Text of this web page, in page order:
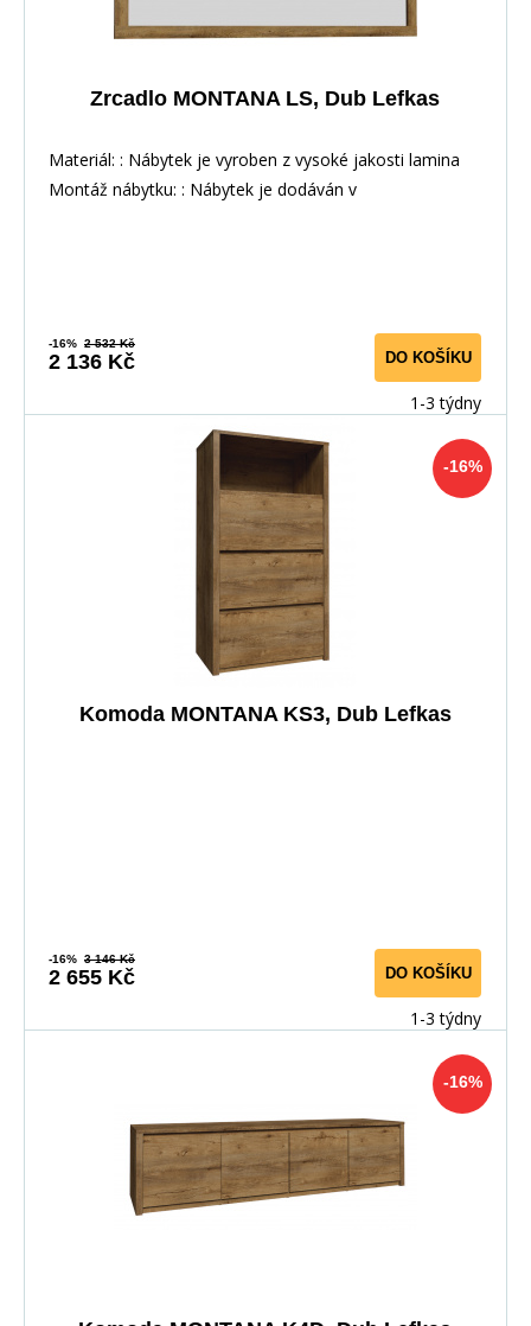
Zrcadlo MONTANA LS, Dub Lefkas
Materiál: : Nábytek je vyroben z vysoké jakosti lamina
Montáž nábytku: : Nábytek je dodáván v
-16% 2 532 Kč
2 136 Kč DO KOŠÍKU
1-3 týdny
-16%
Komoda MONTANA KS3, Dub Lefkas
-16% 3 146 Kč
2 655 Kč DO KOŠÍKU
1-3 týdny
-16%